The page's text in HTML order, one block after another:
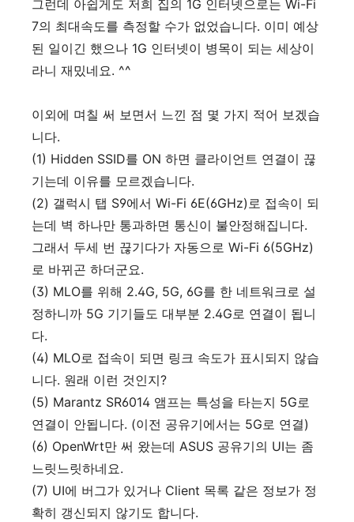
그런데 아쉽게도 저희 집의 1G 인터넷으로는 Wi-Fi
7의 최대속도를 측정할 수가 없었습니다. 이미 예상
된 일이긴 했으나 1G 인터넷이 병목이 되는 세상이
라니 재밌네요. ^^
이외에 며칠 써 보면서 느낀 점 몇 가지 적어 보겠습
니다.
(1) Hidden SSID를 ON 하면 클라이언트 연결이 끊
기는데 이유를 모르겠습니다.
(2) 갤럭시 탭 S9에서 Wi-Fi 6E(6GHz)로 접속이 되
는데 벽 하나만 통과하면 통신이 불안정해집니다.
그래서 두세 번 끊기다가 자동으로 Wi-Fi 6(5GHz)
로 바뀌곤 하더군요.
(3) MLO를 위해 2.4G, 5G, 6G를 한 네트워크로 설
정하니까 5G 기기들도 대부분 2.4G로 연결이 됩니
다.
(4) MLO로 접속이 되면 링크 속도가 표시되지 않습
니다. 원래 이런 것인지?
(5) Marantz SR6014 앰프는 특성을 타는지 5G로
연결이 안됩니다. (이전 공유기에서는 5G로 연결)
(6) OpenWrt만 써 왔는데 ASUS 공유기의 UI는 좀
느릿느릿하네요.
(7) UI에 버그가 있거나 Client 목록 같은 정보가 정
확히 갱신되지 않기도 합니다.